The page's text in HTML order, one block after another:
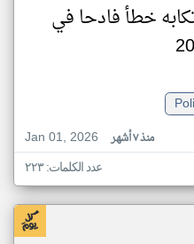
خطأ فادحا في
Jan 01, 2026
منذ ٧ أشهر
عدد الكلمات: ٢٢٣